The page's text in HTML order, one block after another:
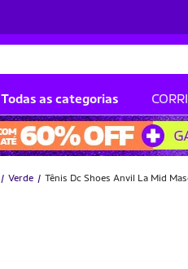
Todas as categorias
Verde Tênis Dc Shoes Anvil La Mid